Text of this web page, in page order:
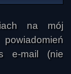
na mój
e-mail (nie